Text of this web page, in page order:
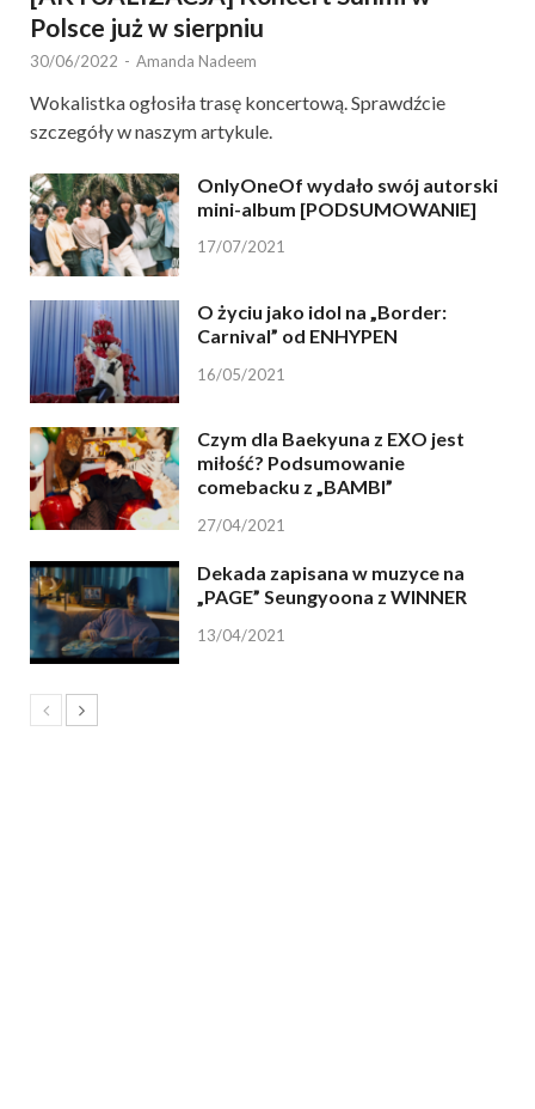
Polsce już w sierpniu
30/06/2022 - Amanda Nadeem
Wokalistka ogłosiła trasę koncertową. Sprawdźcie
szczegóły w naszym artykule.
OnlyOneOf wydało swój autorski
mini-album [PODSUMOWANIE]
17/07/2021
O życiu jako idol na „Border:
Carnival” od ENHYPEN
16/05/2021
Czym dla Baekyuna z EXO jest
miłość? Podsumowanie
comebacku z „BAMBI”
27/04/2021
Dekada zapisana w muzyce na
„PAGE” Seungyoona z WINNER
13/04/2021